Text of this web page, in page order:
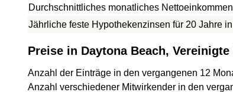
Durchschnittliches monatliches Nettoeinkommen
Jährliche feste Hypothekenzinsen für 20 Jahre
Preise in Daytona Beach,
Anzahl der Einträge in den vergangenen 12
Anzahl verschiedener Mitwirkender in den